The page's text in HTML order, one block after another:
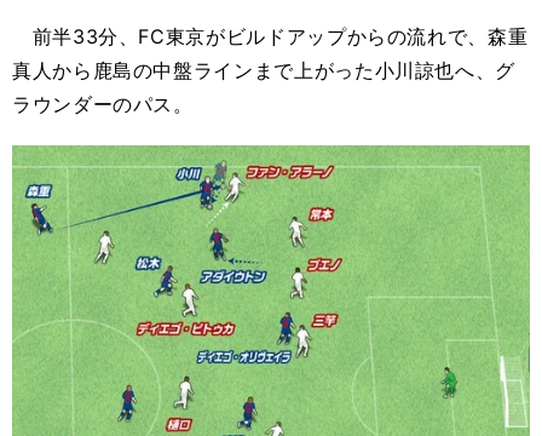
前半33分、FC東京がビルドアップからの流れで、森重
真人から鹿島の中盤ラインまで上がった小川諒也へ、グ
ラウンダーのパス。